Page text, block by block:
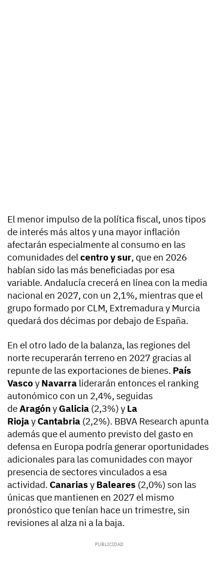
El menor impulso de la política fiscal, unos tipos
de interés más altos y una mayor inflación
afectarán especialmente al consumo en las
comunidades delcentro y sur, que en 2026
habían sido las más beneficiadas por esa
variable. Andalucía crecerá en línea con la media
nacional en 2027, con un 2,1%, mientras que el
grupo formado por CLM, Extremadura y Murcia
quedará dos décimas por debajo de España.
En el otro lado de la balanza, las regiones del
norte recuperarán terreno en 2027 gracias al
repunte de las exportaciones de bienes. País
Vasco y Navarra liderarán entonces el ranking
autonómico con un 2,4%, seguidas
deAragóny Galicia (2,3%) y La
Riojay Cantabria (2,2%). BBVA Research apunta
además que el aumento previsto del gasto en
defensa en Europa podría generar oportunidades
adicionales para las comunidades con mayor
presencia de sectores vinculados a esa
actividad. Canarias y Baleares (2,0%) son las
únicas que mantienen en 2027 el mismo
pronóstico que tenían hace un trimestre, sin
revisiones al alza ni a la baja.